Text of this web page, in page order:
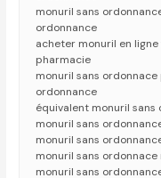
monuril sans
ordonnance
acheter monuril en
pharmacie
monuril sans
ordonnance
équivalent monuril
monuril sans
monuril sans
monuril sans
monuril sans